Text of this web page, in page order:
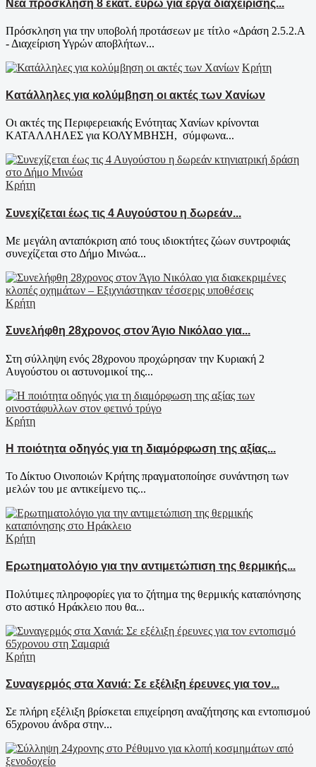
Νέα πρόσκληση 8 εκατ. ευρώ για έργα διαχείρισης...
Πρόσκληση για την υποβολή προτάσεων με τίτλο «Δράση 2.5.2.Α
- Διαχείριση Υγρών αποβλήτων...
Κρήτη
Κατάλληλες για κολύμβηση οι ακτές των Χανίων
Οι ακτές της Περιφερειακής Ενότητας Χανίων κρίνονται
ΚΑΤΑΛΛΗΛΕΣ για ΚΟΛΥΜΒΗΣΗ, σύμφωνα...
Κρήτη
Συνεχίζεται έως τις 4 Αυγούστου η δωρεάν...
Με μεγάλη ανταπόκριση από τους ιδιοκτήτες ζώων συντροφιάς
συνεχίζεται στο Δήμο Μινώα...
Κρήτη
Συνελήφθη 28χρονος στον Άγιο Νικόλαο για...
Στη σύλληψη ενός 28χρονου προχώρησαν την Κυριακή 2
Αυγούστου οι αστυνομικοί της...
Κρήτη
Η ποιότητα οδηγός για τη διαμόρφωση της αξίας...
Το Δίκτυο Οινοποιών Κρήτης πραγματοποίησε συνάντηση των
μελών του με αντικείμενο τις...
Κρήτη
Ερωτηματολόγιο για την αντιμετώπιση της θερμικής...
Πολύτιμες πληροφορίες για το ζήτημα της θερμικής καταπόνησης
στο αστικό Ηράκλειο που θα...
Κρήτη
Συναγερμός στα Χανιά: Σε εξέλιξη έρευνες για τον...
Σε πλήρη εξέλιξη βρίσκεται επιχείρηση αναζήτησης και εντοπισμού
65χρονου άνδρα στην...